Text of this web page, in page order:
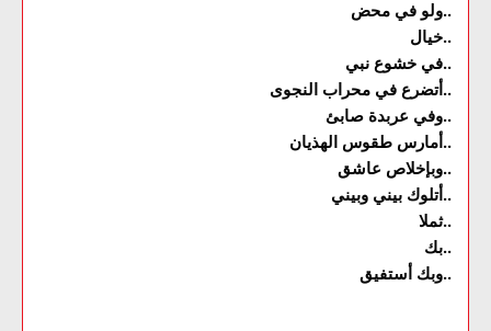
ولو في محض..
خيال..
في خشوع نبي..
أتضرع في محراب النجوى..
وفي عربدة صابئ..
أمارس طقوس الهذيان..
وبإخلاص عاشق..
أتلوك بيني وبيني..
ثملا..
بك..
وبك أستفيق..